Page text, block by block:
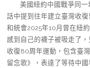
美國紐約中國戰爭同
話中提到往年建立臺灣收
和統會2025年10月曾在紐
感到自己的襪子被吸走了
收復80周年運動，包含臺
留念歌》，表達了等待中